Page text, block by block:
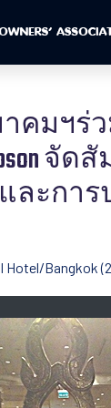
าคมฯร่
จั
ละการ
Bangkok